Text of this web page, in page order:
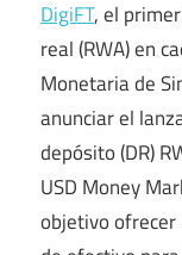
DigiFT, el
real (RWA) en
Monetaria de
anunciar el
depósito (DR)
USD Money
objetivo ofrecer